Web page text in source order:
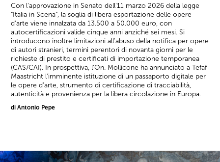
Con l'approvazione in Senato dell'11 marzo 2026 della legge
"Italia in Scena", la soglia di libera esportazione delle opere
d'arte viene innalzata da 13.500 a 50.000 euro, con
autocertificazioni valide cinque anni anziché sei mesi. Si
introducono inoltre limitazioni all'abuso della notifica per opere
di autori stranieri, termini perentori di novanta giorni per le
richieste di prestito e certificati di importazione temporanea
(CAS/CAI). In prospettiva, l'On. Mollicone ha annunciato a Tefaf
Maastricht l'imminente istituzione di un passaporto digitale per
le opere d'arte, strumento di certificazione di tracciabilità,
autenticità e provenienza per la libera circolazione in Europa.
di Antonio Pepe